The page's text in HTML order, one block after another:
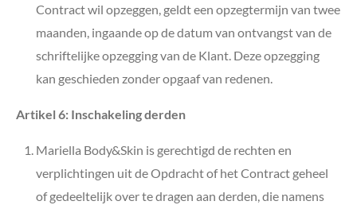
Contract wil opzeggen, geldt een opzegtermijn van twee
maanden, ingaande op de datum van ontvangst van de
schriftelijke opzegging van de Klant. Deze opzegging
kan geschieden zonder opgaaf van redenen.
Artikel 6: Inschakeling derden
Mariella Body&Skin is gerechtigd de rechten en
verplichtingen uit de Opdracht of het Contract geheel
of gedeeltelijk over te dragen aan derden, die namens